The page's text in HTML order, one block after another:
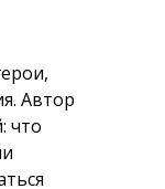
Автор
что